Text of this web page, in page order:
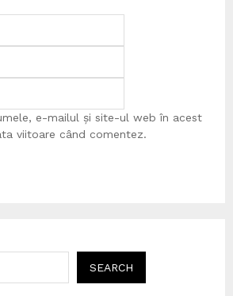
e-mailul și site-ul web în acest
viitoare când comentez.
SEARCH